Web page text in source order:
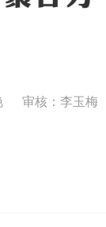
审核：李玉梅